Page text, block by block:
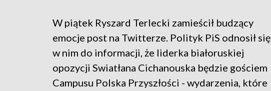
W piątek Ryszard Terlecki zamieścił budzący
emocje post na Twitterze. Polityk PiS odnosił się
w nim do informacji, że liderka białoruskiej
opozycji Swiatłana Cichanouska będzie gościem
Campusu Polska Przyszłości - wydarzenia, które